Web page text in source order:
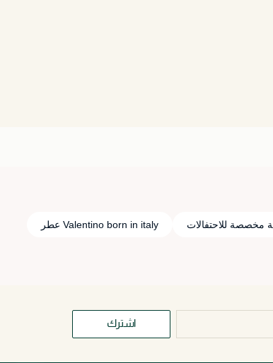
مخصصة للاحتفالات Valentino born in italy عطر
اشترك